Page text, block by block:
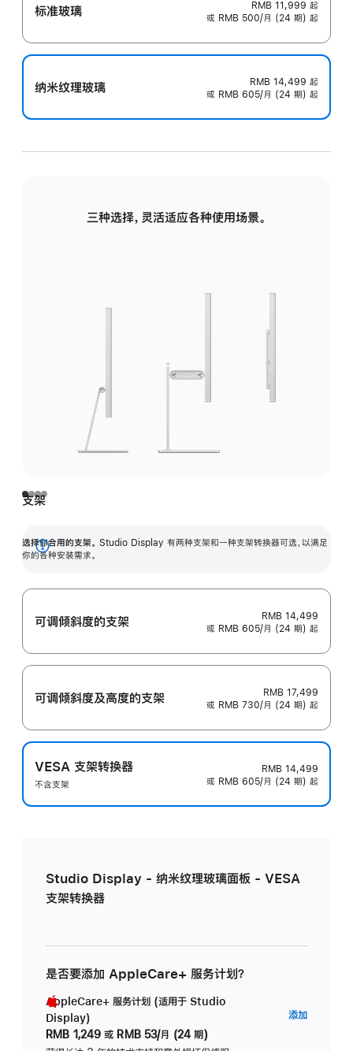
标准玻璃 RMB 11,999 起
或 RMB 500/月 (24 期) 起
纳米纹理玻璃 RMB 14,499 起
或 RMB 605/月 (24 期) 起
三种选择，灵活适应各种使用场景。
支架
选择你合用的支架。 Studio Display 有两种支架和一种支架转换器可选，以满足
你的各种安装需求。
展
可调倾斜度的支架
RMB 14,499
或 RMB 605/月 (24 期) 起
可调倾斜度及高‍度的支‍架
RMB 17,499
或 RMB 730/月 (24 期) 起
VESA 支架转换器
不含支架
RMB 14,499
或 RMB 605/月 (24 期) 起
Studio Display - 纳米纹理玻璃面板 - VESA
支架转换器
是否要添加 AppleCare+ 服务计划？
AppleCare+ 服务计划 (适用于 Studio
Display)
RMB 1,249 或 RMB 53/月 (24 期)
添加